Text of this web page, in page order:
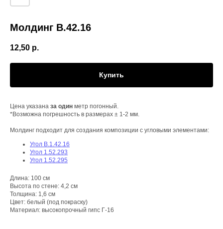
Молдинг В.42.16
12,50 р.
Купить
Цена указана за один метр погонный.
*Возможна погрешность в размерах ± 1-2 мм.
Молдинг подходит для создания композиции с угловыми элементами:
Угол В.1.42.16
Угол 1.52.293
Угол 1.52.295
Длина: 100 см
Высота по стене: 4,2 см
Толщина: 1,6 см
Цвет: белый (под покраску)
Материал: высокопрочный гипс Г-16